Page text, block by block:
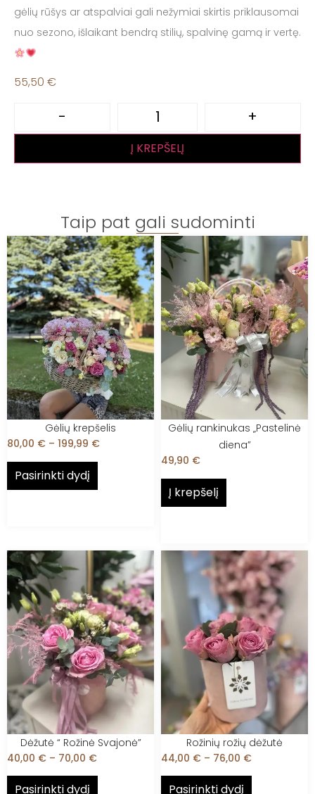
gėlių rūšys ar atspalviai gali nežymiai skirtis priklausomai
nuo sezono, išlaikant bendrą stilių, spalvinę gamą ir vertę.
55,50 €
- +
Į KREPŠELĮ
Taip pat gali sudominti
Gėlių krepšelis
80,00 € – 199,99 €
Pasirinkti dydį
Gėlių rankinukas „Pastelinė
diena”
49,90 €
Į krepšelį
Dėžutė “ Rožinė Svajonė”
40,00 € – 70,00 €
Pasirinkti dydį
Rožinių rožių dėžutė
44,00 € – 76,00 €
Pasirinkti dydį